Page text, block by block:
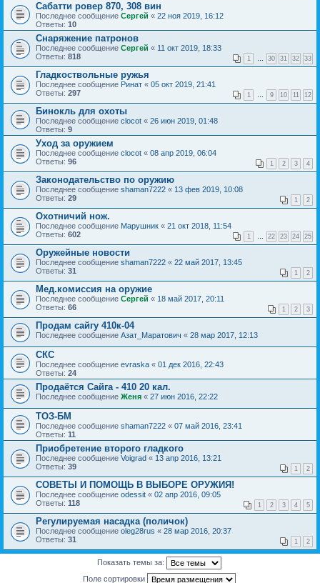
Сабатти ровер 870, 308 вин
Последнее сообщение Сергей « 22 ноя 2019, 16:12
Ответы: 10
Снаряжение патронов
Последнее сообщение Сергей « 11 окт 2019, 18:33
Ответы: 818 1 … 30 31 32 33
Гладкоствольные ружья
Последнее сообщение Ринат « 05 окт 2019, 21:41
Ответы: 297 1 … 9 10 11 12
Бинокль для охоты
Последнее сообщение clocot « 26 июн 2019, 01:48
Ответы: 9
Уход за оружием
Последнее сообщение clocot « 08 апр 2019, 06:04
Ответы: 96 1 2 3 4
Законодательство по оружию
Последнее сообщение shaman7222 « 13 фев 2019, 10:08
Ответы: 29 1 2
Охотничий нож.
Последнее сообщение Марушник « 21 окт 2018, 11:54
Ответы: 602 1 … 22 23 24 25
Оружейные новости
Последнее сообщение shaman7222 « 22 май 2017, 13:45
Ответы: 31 1 2
Мед.комиссия на оружие
Последнее сообщение Сергей « 18 май 2017, 20:11
Ответы: 66 1 2 3
Продам сайгу 410к-04
Последнее сообщение Азат_Маратович « 28 мар 2017, 12:13
СКС
Последнее сообщение evraska « 01 дек 2016, 22:43
Ответы: 24
Продаётся Сайга - 410 20 кал.
Последнее сообщение Женя « 27 июн 2016, 22:22
ТОЗ-БМ
Последнее сообщение shaman7222 « 07 май 2016, 23:41
Ответы: 11
Приобретение второго гладкого
Последнее сообщение Voigrad « 13 апр 2016, 13:21
Ответы: 39 1 2
СОВЕТЫ И ПОМОЩЬ В ВЫБОРЕ ОРУЖИЯ!
Последнее сообщение odessit « 02 апр 2016, 09:05
Ответы: 118 1 2 3 4 5
Регулируемая насадка (поличок)
Последнее сообщение oleg28rus « 28 мар 2016, 20:37
Ответы: 31 1 2
Показать темы за:
Поле сортировки